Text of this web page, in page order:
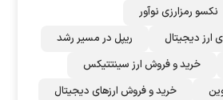
نکسو رمزارزی نوآور
دیجیتال
ریپل در مسیر رشد
خرید و فروش ارز سینتتیکس
خرید و فروش ارزهای دیجیتال